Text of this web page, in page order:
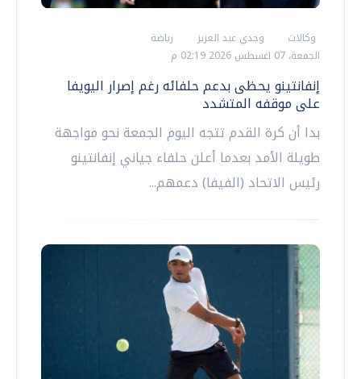
وكالات وجدي عبد العزيز
رياضة
الجمعة، 07 اغسطس 2026 02:19 م
إنفانتينو يحظى بدعم حلفائه رغم إصرار اليويفا
على موقفه المتشدد
بدا أن كرة القدم تتجه اليوم الجمعة نحو مواجهة
طويلة الأمد بعدما أعلن حلفاء جياني إنفانتينو
رئيس الاتحاد (الفيفا) دعمهم...